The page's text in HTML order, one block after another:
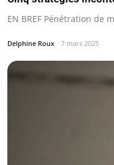
EN BREF Pénétration de
Delphine Roux 7 mars 2025